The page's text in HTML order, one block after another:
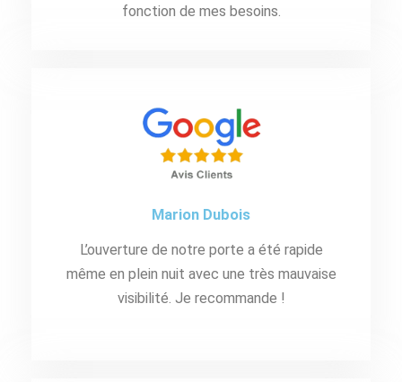
fonction de mes besoins.
Marion Dubois
L’ouverture de notre porte a été rapide
même en plein nuit avec une très mauvaise
visibilité. Je recommande !